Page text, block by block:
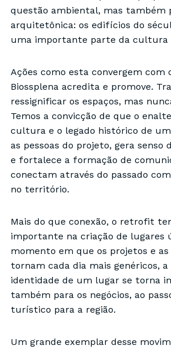
questão ambiental, mas também
arquitetônica: os edifícios do
uma importante parte da cultura
Ações como esta convergem com
Biossplena acredita e promove.
ressignificar os espaços, mas
Temos a convicção de que o
cultura e o legado histórico de
as pessoas do projeto, gera senso
e fortalece a formação de
conectam através do passado
no território.
Mais do que conexão, o retrofit
importante na criação de lugares
momento em que os projetos e as
tornam cada dia mais genéricos, a
identidade de um lugar se torna
também para os negócios, ao
turístico para a região.
Um grande exemplar desse